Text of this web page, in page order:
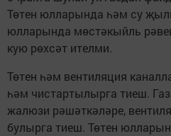
Төтен юлларында һәм су
юлларында мөстәкыйль
кую рөхсәт ителми.
Төтен һәм вентиляция
һәм чистартылырга тиеш.
жалюзи рәшәткәләре,
булырга тиеш. Төтен